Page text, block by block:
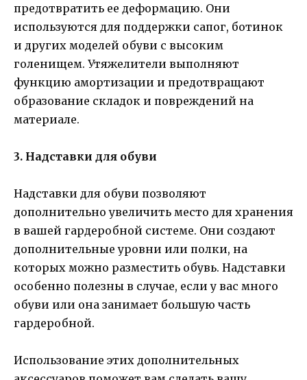
предотвратить ее деформацию. Они
используются для поддержки сапог, ботинок
и других моделей обуви с высоким
голенищем. Утяжелители выполняют
функцию амортизации и предотвращают
образование складок и повреждений на
материале.
3. Надставки для обуви
Надставки для обуви позволяют
дополнительно увеличить место для хранения
в вашей гардеробной системе. Они создают
дополнительные уровни или полки, на
которых можно разместить обувь. Надставки
особенно полезны в случае, если у вас много
обуви или она занимает большую часть
гардеробной.
Использование этих дополнительных